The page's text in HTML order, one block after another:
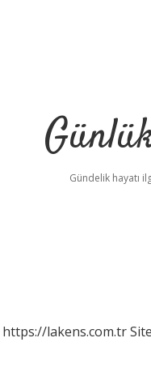
Gündelik hayatı
https://lakens.com.tr